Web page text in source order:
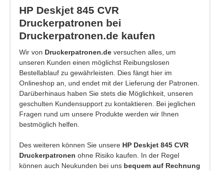
HP Deskjet 845 CVR
Druckerpatronen bei
Druckerpatronen.de kaufen
Wir von Druckerpatronen.de versuchen alles, um
unseren Kunden einen möglichst Reibungslosen
Bestellablauf zu gewährleisten. Dies fängt hier im
Onlineshop an, und endet mit der Lieferung der Patronen.
Darüberhinaus haben Sie stets die Möglichkeit, unseren
geschulten Kundensupport zu kontaktieren. Bei jeglichen
Fragen rund um unsere Produkte werden wir Ihnen
bestmöglich helfen.
Des weiteren können Sie unsere HP Deskjet 845 CVR
Druckerpatronen ohne Risiko kaufen. In der Regel
können auch Neukunden bei uns bequem auf Rechnung